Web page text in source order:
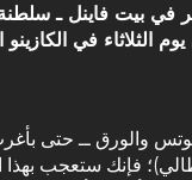
في بيت فاينل ـ
الثلاثاء في الكازينو
فإنك ستعجب بهذا